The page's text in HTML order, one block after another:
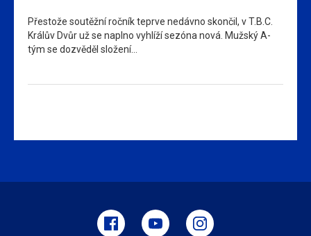
Přestože soutěžní ročník teprve nedávno skončil, v T.B.C.
Králův Dvůr už se naplno vyhlíží sezóna nová. Mužský A-
tým se dozvěděl složení…